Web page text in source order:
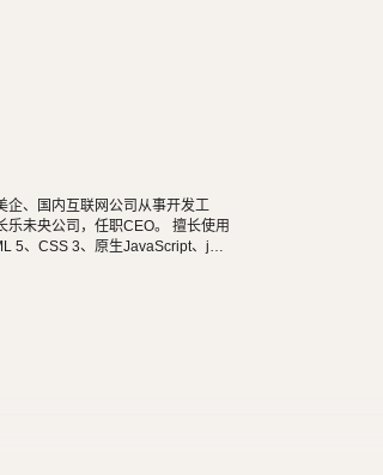
、展现丰富的页面了。
最常用的标签。等你实际
所讲的这点内容。
企、国内互联网公司从事开发工
公司，任职CEO。 擅长使用
5、CSS 3、原生JavaScript、jQu